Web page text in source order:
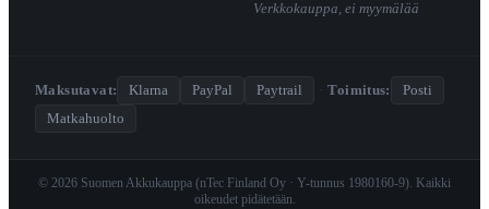
Verkkokauppa, ei myymälää
Maksutavat: Klarna PayPal Paytrail · Toimitus:
Posti
Matkahuolto
© 2026 Suomen Akkukauppa (nTec Finland Oy · Y-tunnus 1980160-9). Kaikki
oikeudet pidätetään.